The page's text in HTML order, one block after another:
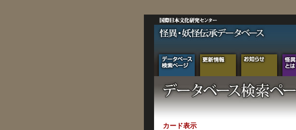
カード表示